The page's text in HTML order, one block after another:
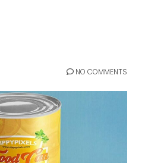
NO COMMENTS